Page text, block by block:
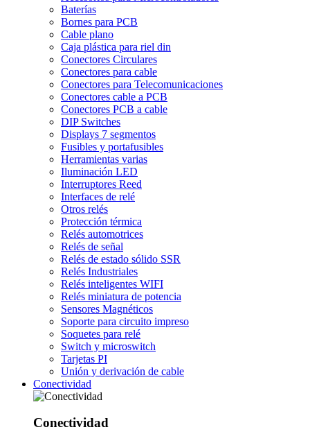
Baterías
Bornes para PCB
Cable plano
Caja plástica para riel din
Conectores Circulares
Conectores para cable
Conectores para Telecomunicaciones
Conectores cable a PCB
Conectores PCB a cable
DIP Switches
Displays 7 segmentos
Fusibles y portafusibles
Herramientas varias
Iluminación LED
Interruptores Reed
Interfaces de relé
Otros relés
Protección térmica
Relés automotrices
Relés de señal
Relés de estado sólido SSR
Relés Industriales
Relés inteligentes WIFI
Relés miniatura de potencia
Sensores Magnéticos
Soporte para circuito impreso
Soquetes para relé
Switch y microswitch
Tarjetas PI
Unión y derivación de cable
Conectividad
Conectividad